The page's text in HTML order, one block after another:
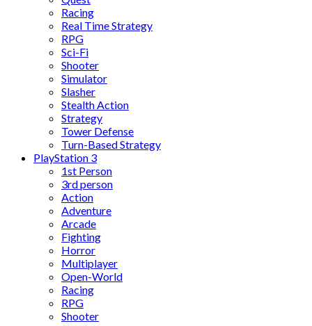
Racing
Real Time Strategy
RPG
Sci-Fi
Shooter
Simulator
Slasher
Stealth Action
Strategy
Tower Defense
Turn-Based Strategy
PlayStation 3
1st Person
3rd person
Action
Adventure
Arcade
Fighting
Horror
Multiplayer
Open-World
Racing
RPG
Shooter